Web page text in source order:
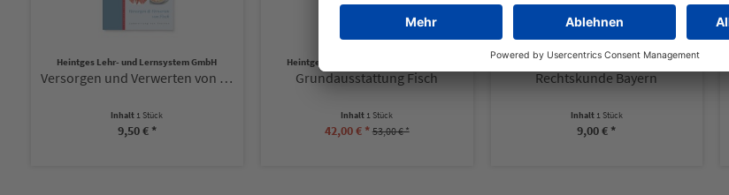
Heintges Lehr- und Lernsystem GmbH
Versorgen und Verwerten von Fisch
Inhalt 1 Stück
9,50 € *
Heintges Lehr- und Lernsystem GmbH
Grundausstattung Fisch
Inhalt 1 Stück
42,00 € * 53,00 € *
Heintges Lehr- und Lernsystem GmbH
Rechtskunde Bayern
Inhalt 1 Stück
9,00 € *